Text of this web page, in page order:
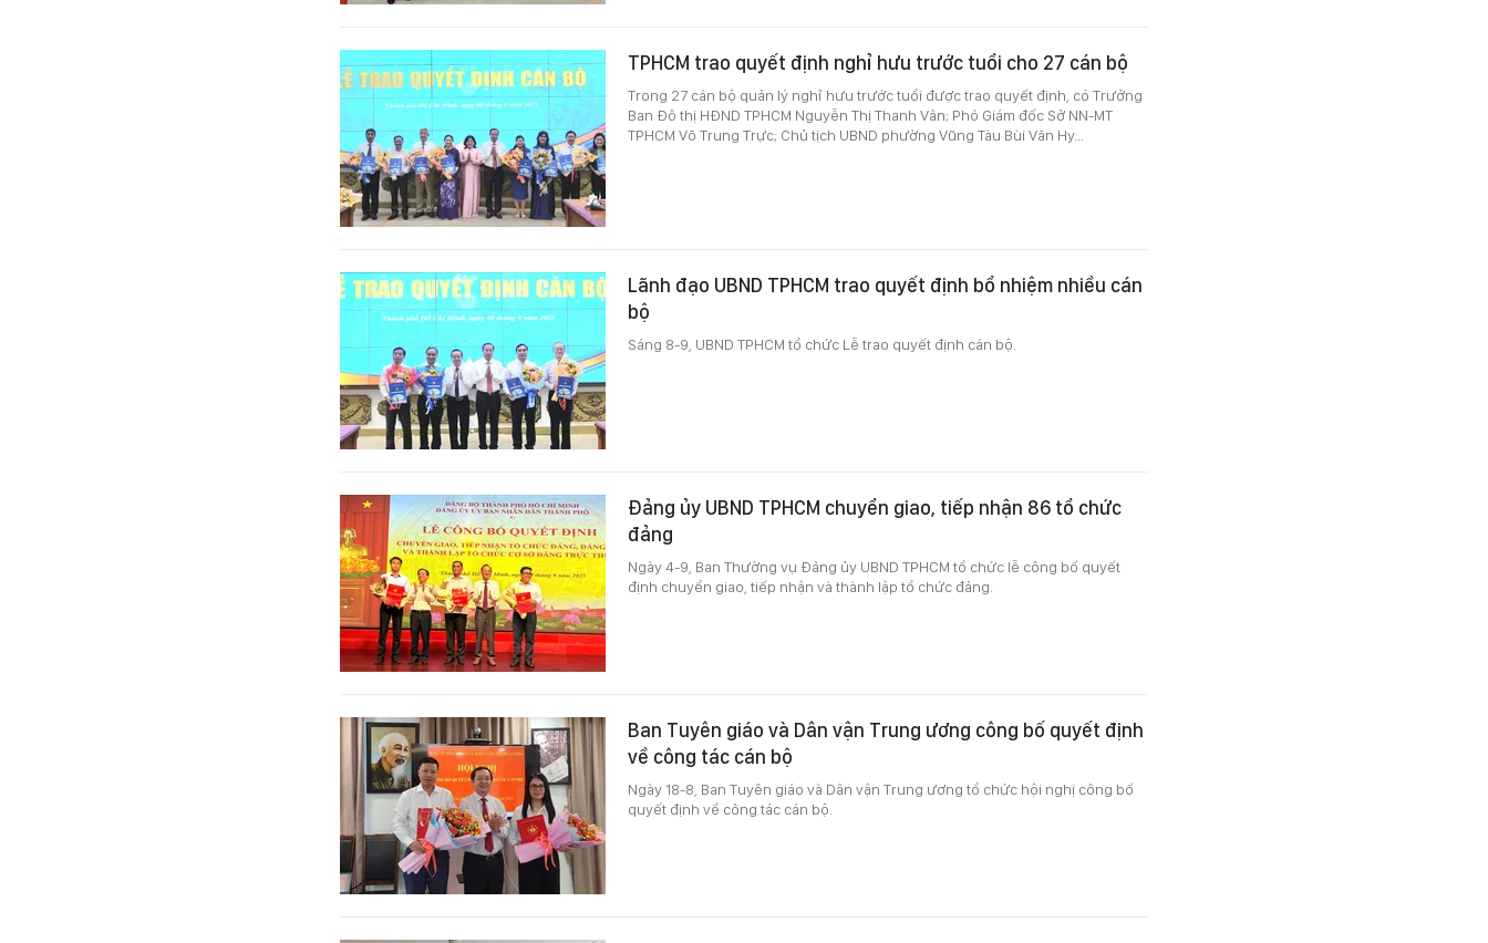
TPHCM trao quyết định nghỉ hưu trước tuổi cho 27 cán bộ
Trong 27 cán bộ quản lý nghỉ hưu trước tuổi được trao quyết định, có Trưởng
Ban Đô thị HĐND TPHCM Nguyễn Thị Thanh Vân; Phó Giám đốc Sở NN-MT
TPHCM Võ Trung Trực; Chủ tịch UBND phường Vũng Tàu Bùi Văn Hy...
Lãnh đạo UBND TPHCM trao quyết định bổ nhiệm nhiều cán
bộ
Sáng 8-9, UBND TPHCM tổ chức L ễ trao quyết định cán bộ.
Đảng ủy UBND TPHCM chuyển giao, tiếp nhận 86 tổ chức
đảng
Ngày 4-9, Ban Thường vụ Đảng ủy UBND TPHCM tổ chức lễ công bố quyết
định chuyển giao, tiếp nhận và thành lập tổ chức đảng.
Ban Tuyên giáo và Dân vận Trung ương công bố quyết định
về công tác cán bộ
Ngày 18-8, Ban Tuyên giáo và Dân vận Trung ương tổ chức hội nghị công bố
quyết định về công tác cán bộ.